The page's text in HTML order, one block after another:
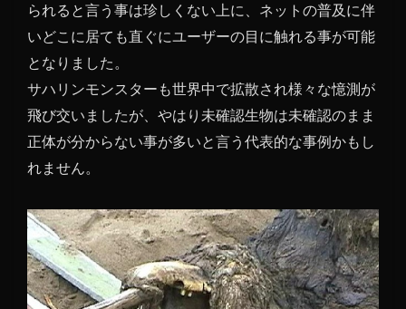
られると言う事は珍しくない上に、ネットの普及に伴
いどこに居ても直ぐにユーザーの目に触れる事が可能
となりました。
サハリンモンスターも世界中で拡散され様々な憶測が
飛び交いましたが、やはり未確認生物は未確認のまま
正体が分からない事が多いと言う代表的な事例かもし
れません。